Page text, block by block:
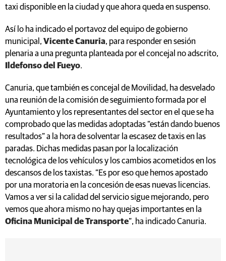
taxi disponible en la ciudad y que ahora queda en suspenso.
Así lo ha indicado el portavoz del equipo de gobierno
municipal, Vicente Canuria, para responder en sesión
plenaria a una pregunta planteada por el concejal no adscrito,
Ildefonso del Fueyo.
Canuria, que también es concejal de Movilidad, ha desvelado
una reunión de la comisión de seguimiento formada por el
Ayuntamiento y los representantes del sector en el que se ha
comprobado que las medidas adoptadas “están dando buenos
resultados” a la hora de solventar la escasez de taxis en las
paradas. Dichas medidas pasan por la localización
tecnológica de los vehículos y los cambios acometidos en los
descansos de los taxistas. “Es por eso que hemos apostado
por una moratoria en la concesión de esas nuevas licencias.
Vamos a ver si la calidad del servicio sigue mejorando, pero
vemos que ahora mismo no hay quejas importantes en la
Oficina Municipal de Transporte”, ha indicado Canuria.